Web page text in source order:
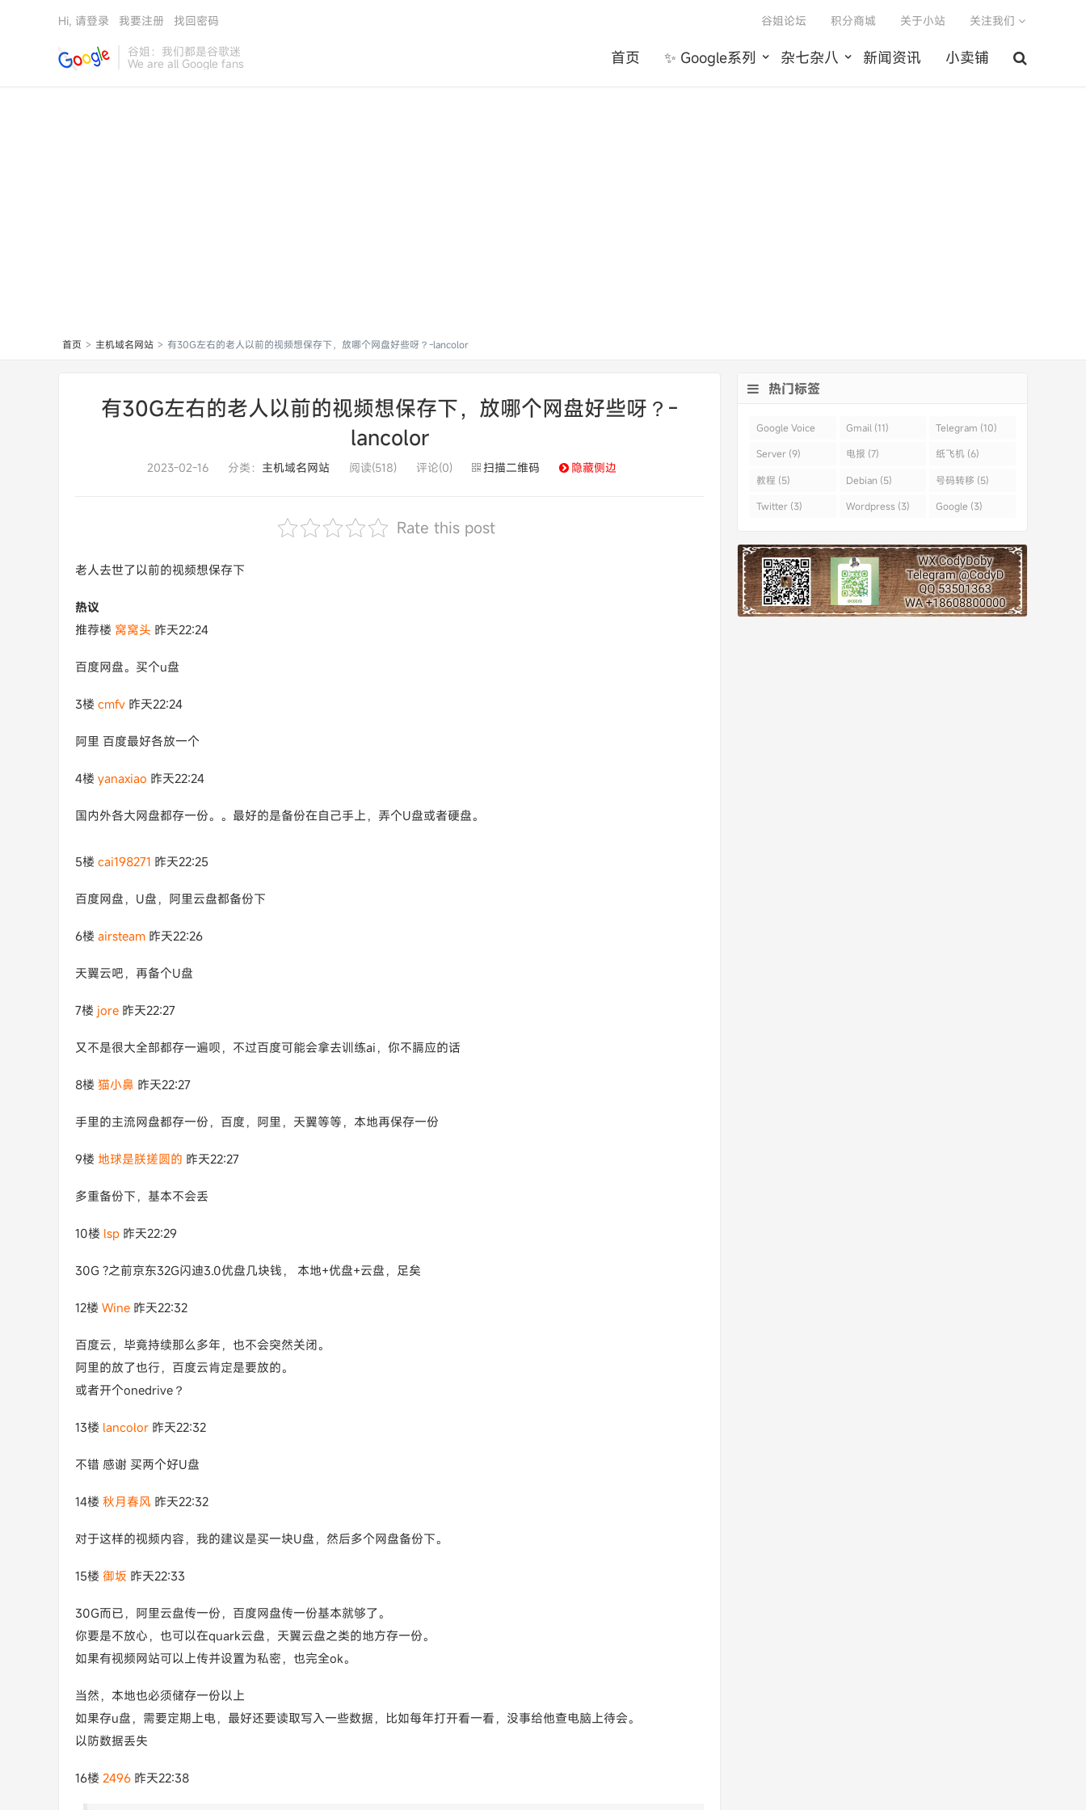
谷姐：我们都是谷歌迷
We are all Google fans 首页 ✨ Google系列 杂七杂八 新闻资讯 小卖铺
谷姐论坛 积分商城 关于小站 关注我们
Hi, 请登录 我要注册 找回密码
首页 > 主机域名网站 > 有30G左右的老人以前的视频想保存下，放哪个网盘好些呀？-lancolor
有30G左右的老人以前的视频想保存下，放哪个网盘好些呀？-
lancolor
2023-02-16 分类： 主机域名网站 阅读(518) 评论(0) 扫描二维码 隐藏侧边
Rate this post
老人去世了以前的视频想保存下
热议
推荐楼 窝窝头 昨天22:24
百度网盘。买个u盘
3楼 cmfv 昨天22:24
阿里 百度最好各放一个
4楼 yanaxiao 昨天22:24
国内外各大网盘都存一份。。最好的是备份在自己手上，弄个U盘或者硬盘。
5楼 cai198271 昨天22:25
百度网盘，U盘，阿里云盘都备份下
6楼 airsteam 昨天22:26
天翼云吧，再备个U盘
7楼 jore 昨天22:27
又不是很大全部都存一遍呗，不过百度可能会拿去训练ai，你不膈应的话
8楼 猫小鼻 昨天22:27
手里的主流网盘都存一份，百度，阿里，天翼等等，本地再保存一份
9楼 地球是朕搓圆的 昨天22:27
多重备份下，基本不会丢
10楼 lsp 昨天22:29
30G ?之前京东32G闪迪3.0优盘几块钱， 本地+优盘+云盘，足矣
12楼 Wine 昨天22:32
百度云，毕竟持续那么多年，也不会突然关闭。
阿里的放了也行，百度云肯定是要放的。
或者开个onedrive？
13楼 lancolor 昨天22:32
不错 感谢 买两个好U盘
14楼 秋月春风 昨天22:32
对于这样的视频内容，我的建议是买一块U盘，然后多个网盘备份下。
15楼 御坂 昨天22:33
30G而已，阿里云盘传一份，百度网盘传一份基本就够了。
你要是不放心，也可以在quark云盘，天翼云盘之类的地方存一份。
如果有视频网站可以上传并设置为私密，也完全ok。
当然，本地也必须储存一份以上
如果存u盘，需要定期上电，最好还要读取写入一些数据，比如每年打开看一看，没事给他查电脑上待会。
以防数据丢失
16楼 2496 昨天22:38
热门标签
Google Voice
(43)
Gmail (11) Telegram (10)
Server (9) 电报 (7) 纸飞机 (6)
教程 (5) Debian (5) 号码转移 (5)
Twitter (3) Wordpress (3) Google (3)